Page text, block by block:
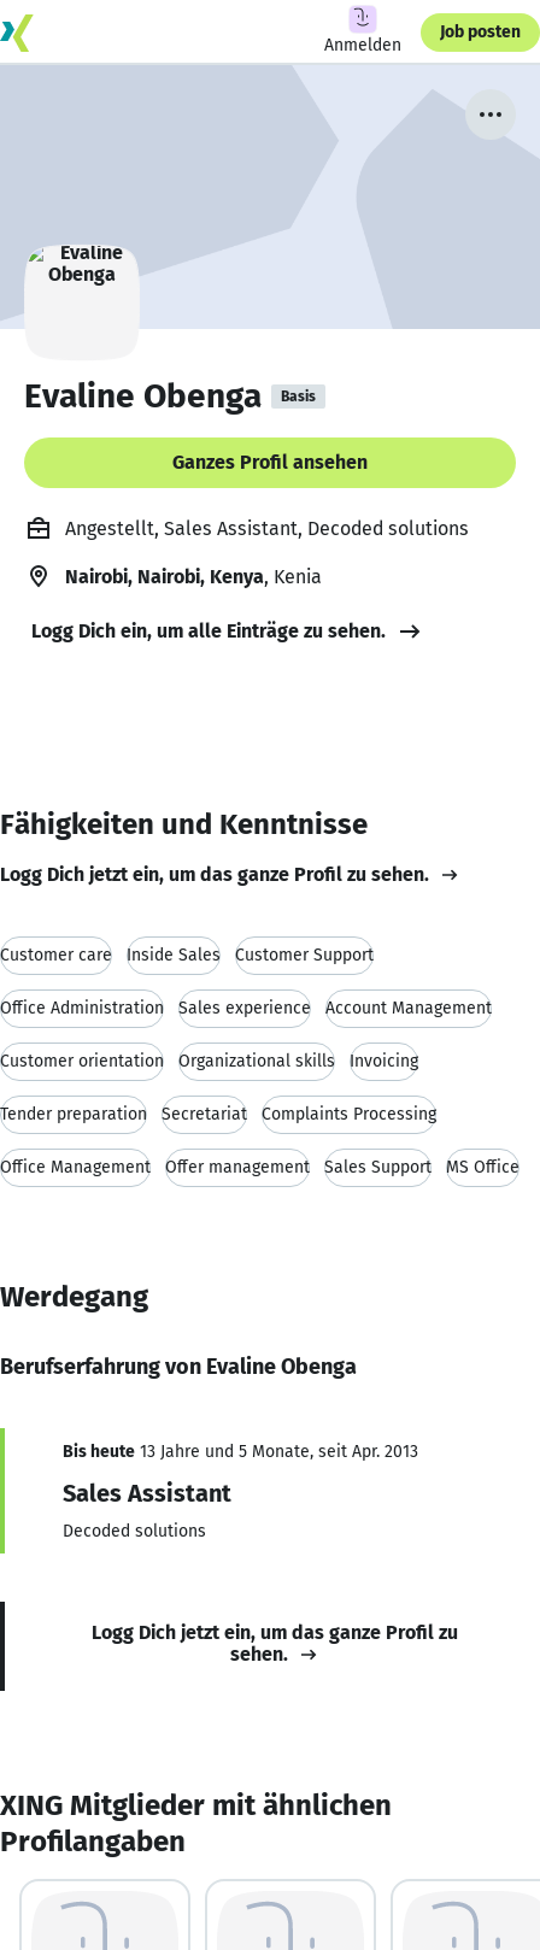
Anmelden
Job posten
Evaline Obenga Basis
Ganzes Profil ansehen
Angestellt, Sales Assistant, Decoded solutions
Nairobi, Nairobi, Kenya, Kenia
Logg Dich ein, um alle Einträge zu sehen.
Fähigkeiten und Kenntnisse
Logg Dich jetzt ein, um das ganze Profil zu sehen.
Customer care Inside Sales Customer Support
Office Administration Sales experience Account Management
Customer orientation Organizational skills Invoicing
Tender preparation Secretariat Complaints Processing
Office Management Offer management Sales Support MS Office
Werdegang
Berufserfahrung von Evaline Obenga
Bis heute 13 Jahre und 5 Monate, seit Apr. 2013
Sales Assistant
Decoded solutions
Logg Dich jetzt ein, um das ganze Profil zu
sehen.
XING Mitglieder mit ähnlichen
Profilangaben